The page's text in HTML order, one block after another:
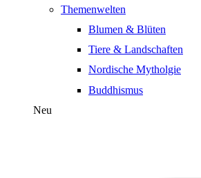
Themenwelten
Blumen & Blüten
Tiere & Landschaften
Nordische Mytholgie
Buddhismus
Neu